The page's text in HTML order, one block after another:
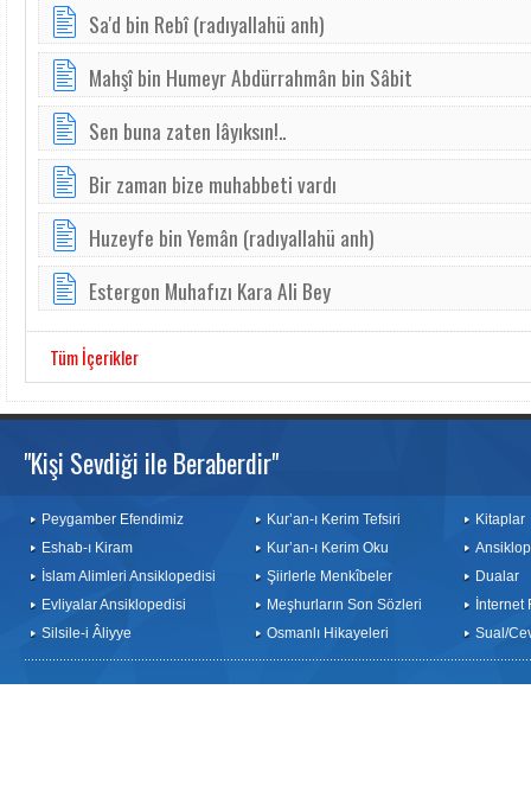
Sa'd bin Rebî (radıyallahü anh)
Mahşî bin Humeyr Abdürrahmân bin Sâbit
Sen buna zaten lâyıksın!..
Bir zaman bize muhabbeti vardı
Huzeyfe bin Yemân (radıyallahü anh)
Estergon Muhafızı Kara Ali Bey
Tüm İçerikler
"Kişi Sevdiği ile Beraberdir"
Peygamber Efendimiz
Eshab-ı Kiram
İslam Alimleri Ansiklopedisi
Evliyalar Ansiklopedisi
Silsile-i Âliyye
Kur’an-ı Kerim Tefsiri
Kur’an-ı Kerim Oku
Şiirlerle Menkîbeler
Meşhurların Son Sözleri
Osmanlı Hikayeleri
Kitaplar
Dualar
İnternet
Sual/